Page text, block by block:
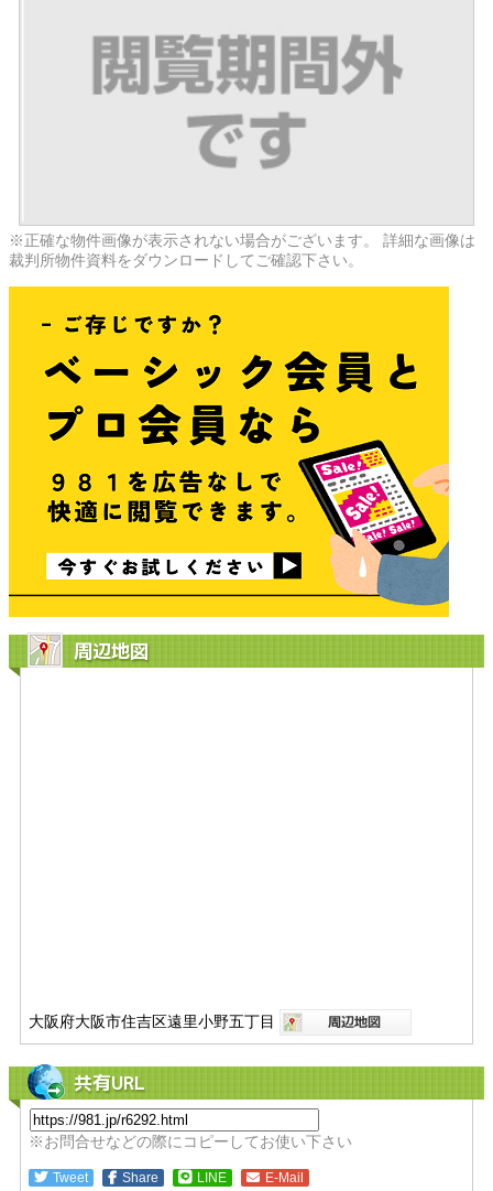
※正確な物件画像が表示されない場合がございます。 詳細な画像は
裁判所物件資料をダウンロードしてご確認下さい。
周辺地図
大阪府大阪市住吉区遠里小野五丁目
共有URL
※お問合せなどの際にコピーしてお使い下さい
Tweet Share LINE E-Mail